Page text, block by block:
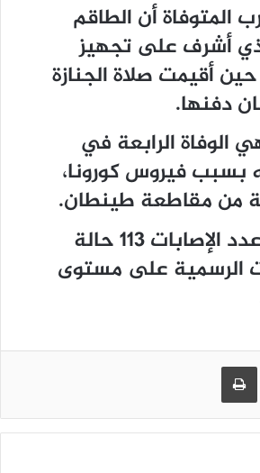
المتوفاة أن الطاقم
أشرف على تجهيز
أقيمت صلاة الجنازة
دفنها.
الوفاة الرابعة في
فيروس كورونا،
من مقاطعة طينطان.
في حين بلغ عدد الإصابات 113 حالة
الرسمية على مستوى
طباعة